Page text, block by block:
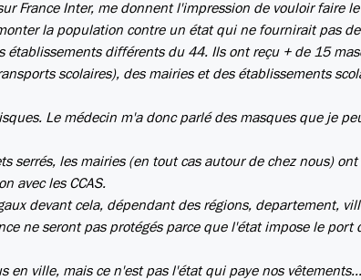
France Inter, me donnent l'impression de vouloir faire
la population contre un état qui ne fournirait pas
établissements différents du 44. Ils ont reçu + de 15
scolaires), des mairies et des établissements
Le médecin m'a donc parlé des masques que je
serrés, les mairies (en tout cas autour de chez nous)
avec les CCAS.
devant cela, dépendant des régions, departement,
ne seront pas protégés parce que l'état impose le port
en ville, mais ce n'est pas l'état qui paye nos